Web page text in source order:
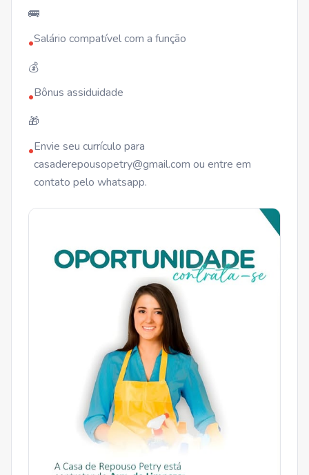
🚌
•Salário compatível com a função
💰
•Bônus assiduidade
🎁
•Envie seu currículo para
casaderepousopetry@gmail.com ou entre em
contato pelo whatsapp.